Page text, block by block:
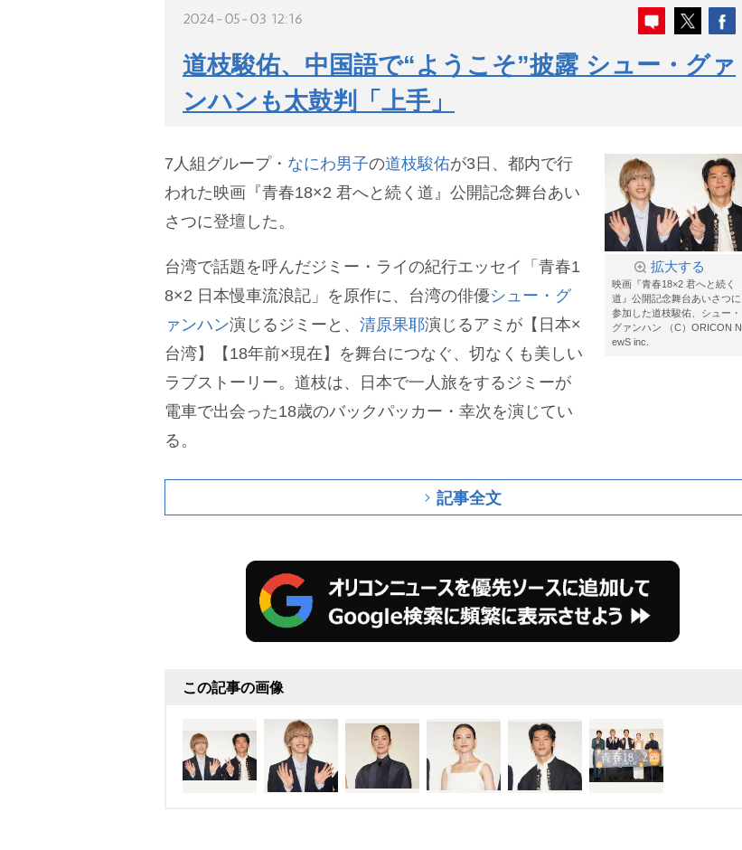
2024-05-03 12:16
道枝駿佑、中国語で“ようこそ”披露 シュー・グァ
ンハンも太鼓判「上手」
拡大する
映画『青春18×2 君へと続く
道』公開記念舞台あいさつに
参加した道枝駿佑、シュー・
グァンハン （C）ORICON N
ewS inc.
7人組グループ・ なにわ男子の道枝駿佑が3日、都内で行
われた映画『青春18×2 君へと続く道』公開記念舞台あい
さつに登壇した。
台湾で話題を呼んだジミー・ライの紀行エッセイ「青春1
8×2 日本慢車流浪記」を原作に、台湾の俳優シュー・グ
ァンハン演じるジミーと、 清原果耶演じるアミが【日本×
台湾】【18年前×現在】を舞台につなぐ、切なくも美しい
ラブストーリー。道枝は、日本で一人旅をするジミーが
電車で出会った18歳のバックパッカー・幸次を演じてい
る。
記事全文
この記事の画像